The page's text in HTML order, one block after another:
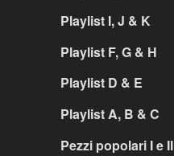
Playlist I, J & K
Playlist F, G & H
Playlist D & E
Playlist A, B & C
Pezzi popolari I e II